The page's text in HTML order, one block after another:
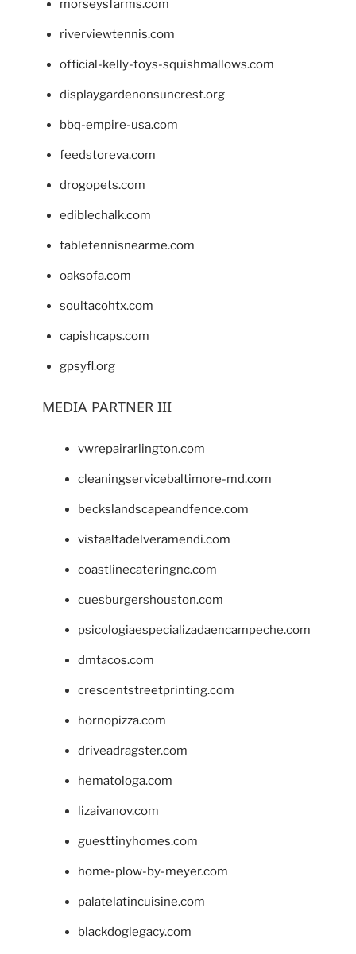
morseysfarms.com
riverviewtennis.com
official-kelly-toys-squishmallows.com
displaygardenonsuncrest.org
bbq-empire-usa.com
feedstoreva.com
drogopets.com
ediblechalk.com
tabletennisnearme.com
oaksofa.com
soultacohtx.com
capishcaps.com
gpsyfl.org
MEDIA PARTNER III
vwrepairarlington.com
cleaningservicebaltimore-md.com
beckslandscapeandfence.com
vistaaltadelveramendi.com
coastlinecateringnc.com
cuesburgershouston.com
psicologiaespecializadaencampeche.com
dmtacos.com
crescentstreetprinting.com
hornopizza.com
driveadragster.com
hematologa.com
lizaivanov.com
guesttinyhomes.com
home-plow-by-meyer.com
palatelatincuisine.com
blackdoglegacy.com